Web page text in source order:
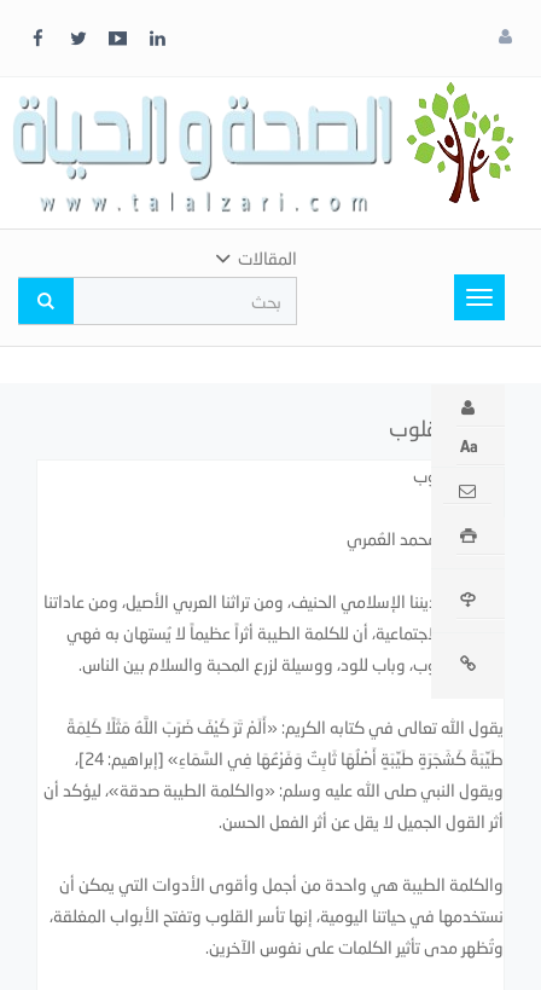
لونك
المفضل
Toggle
navigation
المقالات
مفتاح القلوب
مفتاح القلوب
سلمان بن محمد العُمري
تعلمنا من ديننا الإسلامي الحنيف، ومن تراثنا العربي الأصيل، ومن عاداتنا
وتقاليدنا الاجتماعية، أن للكلمة الطيبة أثراً عظيماً لا يُستهان به فهي
مفتاح للقلوب، وباب للود، ووسيلة لزرع المحبة والسلام بين الناس.
يقول الله تعالى في كتابه الكريم: «أَلَمْ تَرَ كَيْفَ ضَرَبَ اللَّهُ مَثَلًا كَلِمَةً
طَيِّبَةً كَشَجَرَةٍ طَيِّبَةٍ أَصْلُهَا ثَابِتٌ وَفَرْعُهَا فِي السَّمَاءِ» [إبراهيم: 24]،
ويقول النبي صلى الله عليه وسلم: «والكلمة الطيبة صدقة»، ليؤكد أن
أثر القول الجميل لا يقل عن أثر الفعل الحسن.
والكلمة الطيبة هي واحدة من أجمل وأقوى الأدوات التي يمكن أن
نستخدمها في حياتنا اليومية، إنها تأسر القلوب وتفتح الأبواب المغلقة،
وتُظهر مدى تأثير الكلمات على نفوس الآخرين.